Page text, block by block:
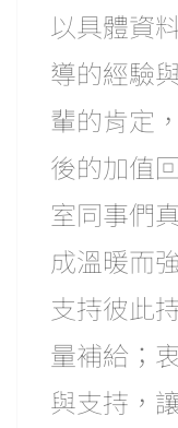
以具體資
導的經驗
輩的肯定
後的加值
室同事們
成溫暖而
支持彼此
量補給；
與支持，